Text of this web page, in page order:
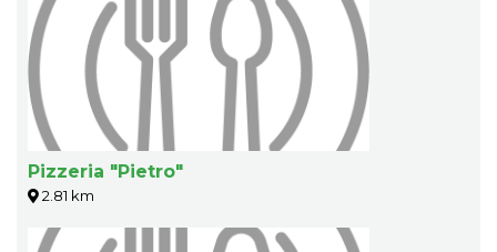
Pizzeria "Pietro"
2.81 km